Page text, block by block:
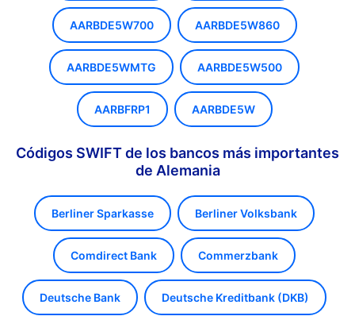
AARBDE5W700 AARBDE5W860
AARBDE5WMTG AARBDE5W500
AARBFRP1 AARBDE5W
Códigos SWIFT de los bancos más importantes
de Alemania
Berliner Sparkasse Berliner Volksbank
Comdirect Bank Commerzbank
Deutsche Bank Deutsche Kreditbank (DKB)